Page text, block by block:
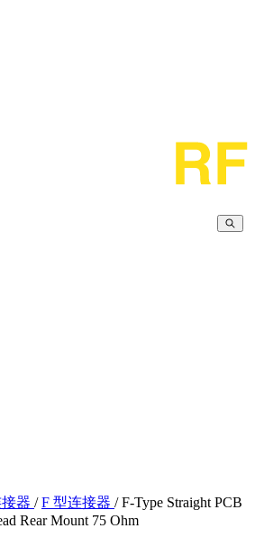
器 / F 型连接器 / F-Type Straight PCB
Rear Mount 75 Ohm